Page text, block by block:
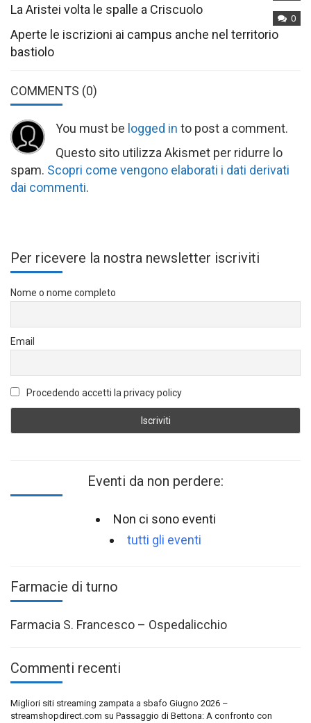
La Aristei volta le spalle a Criscuolo
0
Aperte le iscrizioni ai campus anche nel territorio
bastiolo
COMMENTS (0)
You must be logged in to post a comment.
Questo sito utilizza Akismet per ridurre lo
spam. Scopri come vengono elaborati i dati derivati
dai commenti.
Per ricevere la nostra newsletter iscriviti
Nome o nome completo
Email
Procedendo accetti la privacy policy
Eventi da non perdere:
Non ci sono eventi
tutti gli eventi
Farmacie di turno
Farmacia S. Francesco – Ospedalicchio
Commenti recenti
Migliori siti streaming zampata a sbafo Giugno 2026 –
streamshopdirect.com su Passaggio di Bettona: A confronto con